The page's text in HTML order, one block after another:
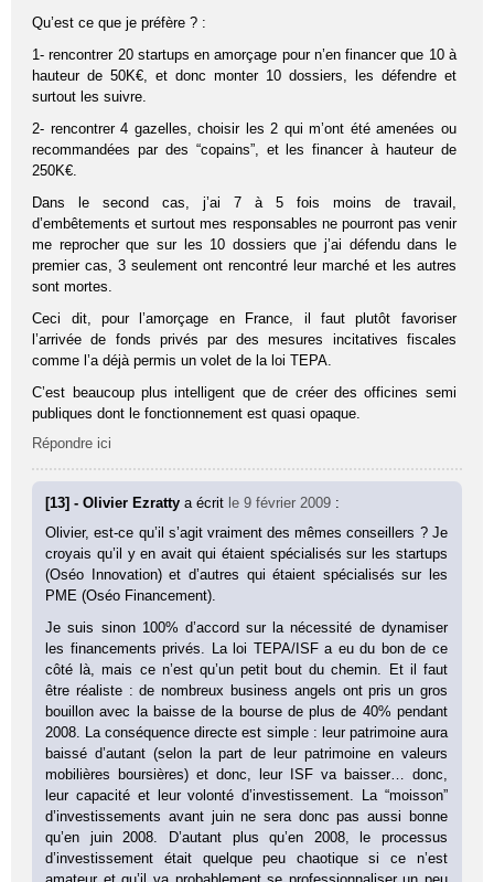
Qu’est ce que je préfère ? :
1- rencontrer 20 startups en amorçage pour n’en financer que 10 à
hauteur de 50K€, et donc monter 10 dossiers, les défendre et
surtout les suivre.
2- rencontrer 4 gazelles, choisir les 2 qui m’ont été amenées ou
recommandées par des “copains”, et les financer à hauteur de
250K€.
Dans le second cas, j’ai 7 à 5 fois moins de travail,
d’embêtements et surtout mes responsables ne pourront pas venir
me reprocher que sur les 10 dossiers que j’ai défendu dans le
premier cas, 3 seulement ont rencontré leur marché et les autres
sont mortes.
Ceci dit, pour l’amorçage en France, il faut plutôt favoriser
l’arrivée de fonds privés par des mesures incitatives fiscales
comme l’a déjà permis un volet de la loi TEPA.
C’est beaucoup plus intelligent que de créer des officines semi
publiques dont le fonctionnement est quasi opaque.
Répondre ici
[13] - Olivier Ezrattya écrit le 9 février 2009 :
Olivier, est-ce qu’il s’agit vraiment des mêmes conseillers ? Je
croyais qu’il y en avait qui étaient spécialisés sur les startups
(Oséo Innovation) et d’autres qui étaient spécialisés sur les
PME (Oséo Financement).
Je suis sinon 100% d’accord sur la nécessité de dynamiser
les financements privés. La loi TEPA/ISF a eu du bon de ce
côté là, mais ce n’est qu’un petit bout du chemin. Et il faut
être réaliste : de nombreux business angels ont pris un gros
bouillon avec la baisse de la bourse de plus de 40% pendant
2008. La conséquence directe est simple : leur patrimoine aura
baissé d’autant (selon la part de leur patrimoine en valeurs
mobilières boursières) et donc, leur ISF va baisser… donc,
leur capacité et leur volonté d’investissement. La “moisson”
d’investissements avant juin ne sera donc pas aussi bonne
qu’en juin 2008. D’autant plus qu’en 2008, le processus
d’investissement était quelque peu chaotique si ce n’est